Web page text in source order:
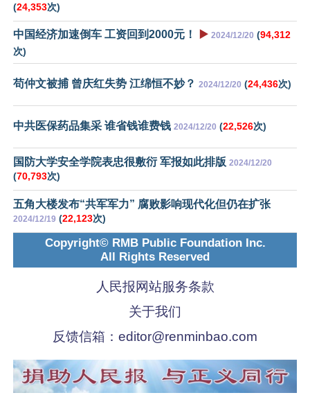
(24,353次)
中国经济加速倒车 工资回到2000元！ ▶️ 2024/12/20 (94,312
次)
苟仲文被捕 曾庆红失势 江绵恒不妙？ 2024/12/20 (24,436次)
中共医保药品集采 谁省钱谁费钱 2024/12/20 (22,526次)
国防大学安全学院表忠很敷衍 军报如此排版 2024/12/20
(70,793次)
五角大楼发布“共军军力” 腐败影响现代化但仍在扩张
2024/12/19 (22,123次)
Copyright© RMB Public Foundation Inc.
All Rights Reserved
人民报网站服务条款
关于我们
反馈信箱： editor@renminbao.com